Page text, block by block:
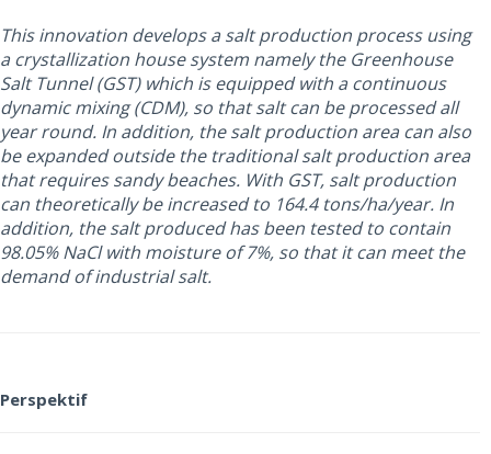
This innovation develops a salt production process using
a crystallization house system namely the Greenhouse
Salt Tunnel (GST) which is equipped with a continuous
dynamic mixing (CDM), so that salt can be processed all
year round. In addition, the salt production area can also
be expanded outside the traditional salt production area
that requires sandy beaches. With GST, salt production
can theoretically be increased to 164.4 tons/ha/year. In
addition, the salt produced has been tested to contain
98.05% NaCl with moisture of 7%, so that it can meet the
demand of industrial salt.
Perspektif